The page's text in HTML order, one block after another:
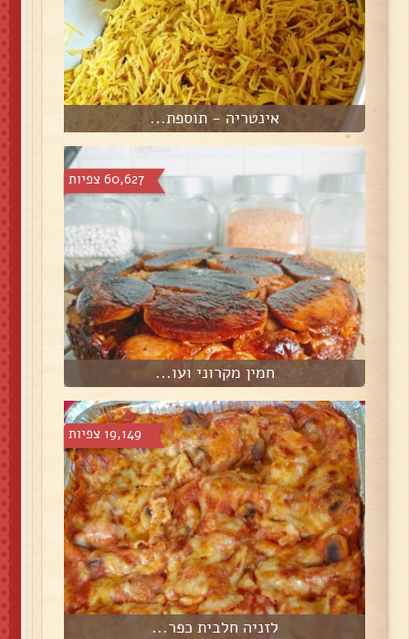
אינטריה - תוספת...
60,627 צפיות
חמין מקרוני ועו...
19,149 צפיות
לזניה חלבית כפר...